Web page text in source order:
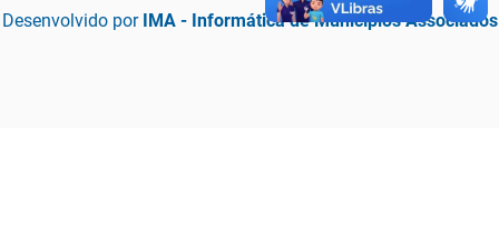
Desenvolvido por IMA - Informática de Municípios Associados